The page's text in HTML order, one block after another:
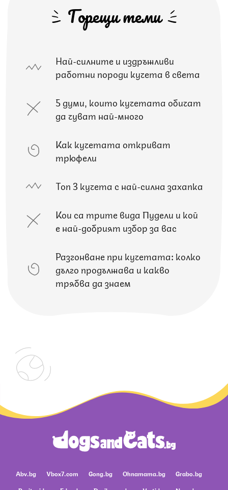
Горещи теми
Най-силните и издръжливи
работни породи кучета в света
5 думи, които кучетата обичат
да чуват най-много
Как кучетата откриват
трюфели
Топ 3 кучета с най-силна захапка
Кои са трите вида Пудели и кой
е най-добрият избор за вас
Разгонване при кучетата: колко
дълго продължава и какво
трябва да знаем
Abv.bg Vbox7.com Gong.bg Ohnamama.bg
Grabo.bg